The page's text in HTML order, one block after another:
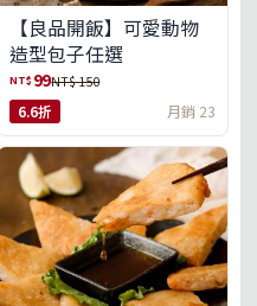
【良品開飯】可愛動物
造型包子任選
NT$ 99NT$ 150
6.6折 月銷 23